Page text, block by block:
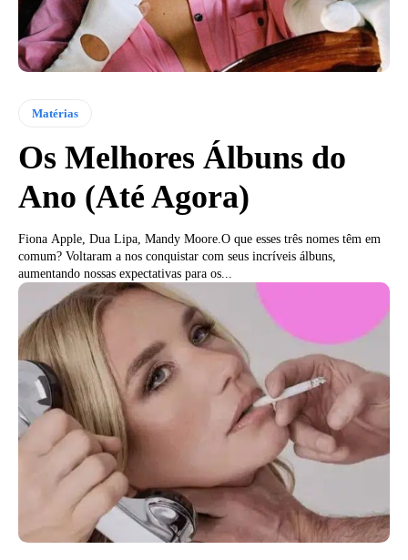
Matérias
Os Melhores Álbuns do
Ano (Até Agora)
Fiona Apple, Dua Lipa, Mandy Moore.O que esses três nomes têm em
comum? Voltaram a nos conquistar com seus incríveis álbuns,
aumentando nossas expectativas para os...